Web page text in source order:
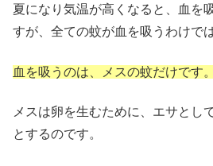
夏になり気温が高くなると、血を
すが、全ての蚊が血を吸うわけで
血を吸うのは、メスの蚊だけです。
メスは卵を生むために、エサとし
とするのです。